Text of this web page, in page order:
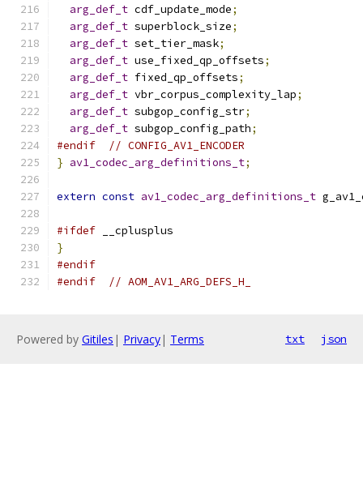
arg_def_t cdf_update_mode;
arg_def_t superblock_size;
arg_def_t set_tier_mask;
arg_def_t use_fixed_qp_offsets;
arg_def_t fixed_qp_offsets;
arg_def_t vbr_corpus_complexity_lap;
arg_def_t subgop_config_str;
arg_def_t subgop_config_path;
#endif
// CONFIG_AV1_ENCODER
} av1_codec_arg_definitions_t;
extern const av1_codec_arg_definitions_t
#ifdef __cplusplus
}
#endif
#endif
// AOM_AV1_ARG_DEFS_H_
Powered by Gitiles | Privacy| Terms txt json